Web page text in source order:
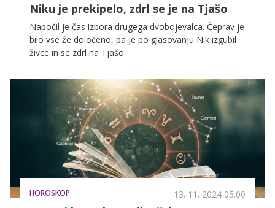
Niku je prekipelo, zdrl se je na Tjašo
Napočil je čas izbora drugega dvobojevalca. Čeprav je
bilo vse že določeno, pa je po glasovanju Nik izgubil
živce in se zdrl na Tjašo.
HOROSKOP 13. 11. 2024 05.00